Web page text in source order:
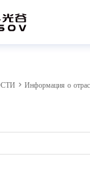
>Информация о